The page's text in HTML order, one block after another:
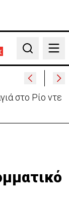
Search
στη Λάρνακα -